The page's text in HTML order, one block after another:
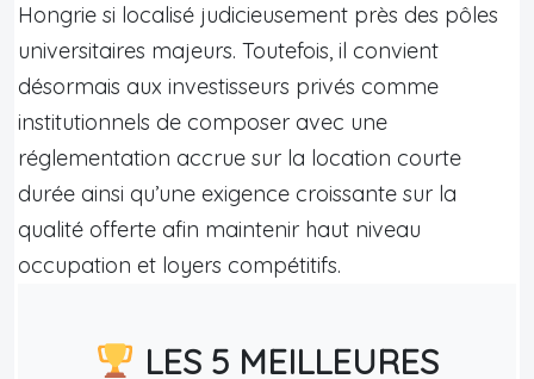
Hongrie si localisé judicieusement près des pôles
universitaires majeurs. Toutefois, il convient
désormais aux investisseurs privés comme
institutionnels de composer avec une
réglementation accrue sur la location courte
durée ainsi qu’une exigence croissante sur la
qualité offerte afin maintenir haut niveau
occupation et loyers compétitifs.
LES 5 MEILLEURES